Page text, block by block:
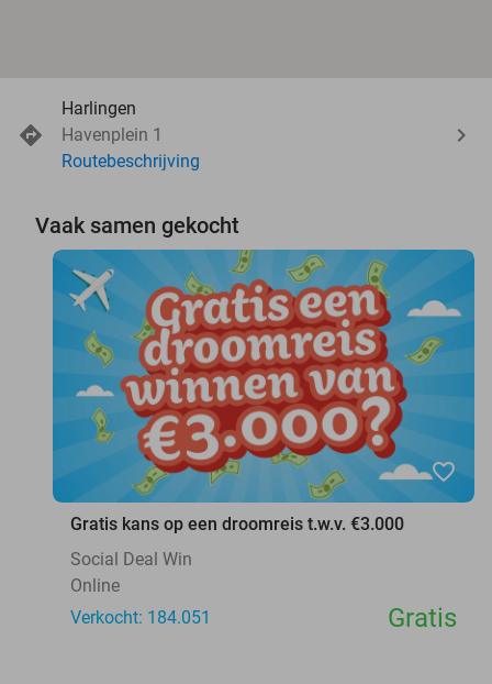
Harlingen
Havenplein 1
Routebeschrijving
Vaak samen gekocht
favorite_border
Gratis kans op een droomreis t.w.v. €3.000
Social Deal Win
Online
Verkocht: 184.051
Gratis